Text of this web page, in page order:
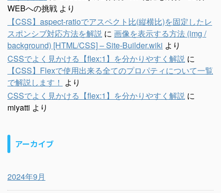
WEBへの挑戦 より
【CSS】aspect-ratioでアスペクト比(縦横比)を固定したレ
スポンシブ対応方法を解説 に 画像を表示する方法 (img /
background) [HTML/CSS] – Site-Builder.wiki より
CSSでよく見かける【flex:1】を分かりやすく解説 に
【CSS】Flexで使用出来る全てのプロパティについて一覧
で解説します！ より
CSSでよく見かける【flex:1】を分かりやすく解説 に
miyatti より
アーカイブ
2024年9月